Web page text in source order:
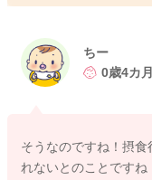
動をスムーズにして
ちー
0歳4カ月
そうなのですね！摂
れないとのことですね